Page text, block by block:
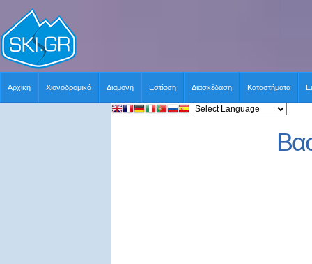
Αρχική Χιονοδρομικά Διαμονή Εστίαση Διασκέδαση Καταστήματα